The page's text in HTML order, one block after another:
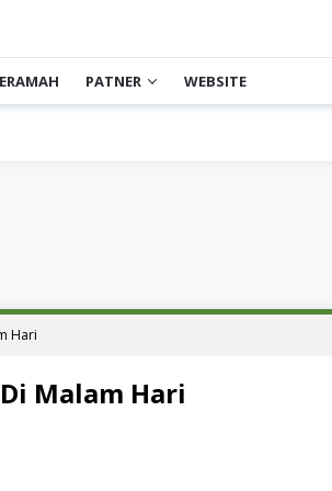
PATNER WEBSITE
Hari
Malam Hari